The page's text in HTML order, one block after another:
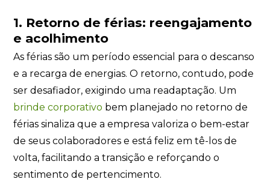
1. Retorno de férias: reengajamento
e acolhimento
As férias são um período essencial para o descanso
e a recarga de energias. O retorno, contudo, pode
ser desafiador, exigindo uma readaptação. Um
brinde corporativo bem planejado no retorno de
férias sinaliza que a empresa valoriza o bem-estar
de seus colaboradores e está feliz em tê-los de
volta, facilitando a transição e reforçando o
sentimento de pertencimento.